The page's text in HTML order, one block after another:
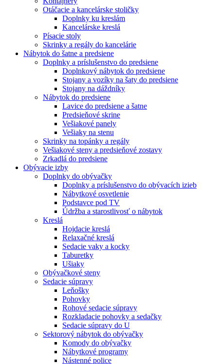
Otáčacie a kancelárske stoličky
Doplnky ku kreslám
Kancelárske kreslá
Písacie stoly
Skrinky a regály do kancelárie
Nábytok do šatne a predsiene
Doplnky a príslušenstvo do predsiene
Doplnkový nábytok do predsiene
Stojany a vozíky na šaty do predsiene
Stojany na dáždníky
Nábytok do predsiene
Lavice do predsiene a šatne
Predsieňové skrine
Vešiakové panely
Vešiaky na stenu
Skrinky na topánky a regály
Vešiakové steny a predsieňové zostavy
Zrkadlá do predsiene
Obývacie izby
Doplnky do obývačky
Doplnky a príslušenstvo do obývacích izieb
Nábytkové osvetlenie
Podstavce pod TV
Údržba a starostlivosť o nábytok
Kreslá
Hojdacie kreslá
Relaxačné kreslá
Sedacie vaky a kocky
Taburetky
Ušiaky
Obývačkové steny
Sedacie súpravy
Leňošky
Pohovky
Rohové sedacie súpravy
Rozkladacie pohovky a sedačky
Sedacie súpravy do U
Sektorový nábytok do obývačky
Komody do obývačky
Nábytkové programy
Nástenné police